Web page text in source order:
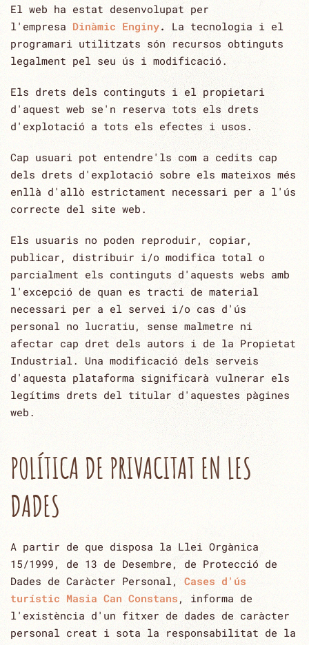
El web ha estat desenvolupat per
l'empresa Dinàmic Enginy. La tecnologia i el
programari utilitzats són recursos obtinguts
‎legalment pel seu ús i modificació.‎
Els drets dels continguts i el propietari
d'aquest web se'n reserva tots els drets
d'explotació a tots els efectes i usos.‎
Cap usuari pot entendre'ls com a cedits cap
dels drets d'explotació sobre els mateixos més
enllà d'allò ‎estrictament necessari per a l'ús
correcte del site web.‎
Els usuaris no poden reproduir, copiar,
publicar, distribuir i/o modifica total o
parcialment els continguts ‎d'aquests webs amb
l'excepció de quan es tracti de material
necessari per a el servei i/o cas d'ús
personal ‎no lucratiu, sense malmetre ni
afectar cap dret dels autors i de la Propietat
Industrial. Una modificació dels ‎serveis
d'aquesta plataforma significarà vulnerar els
legítims drets del titular d'aquestes pàgines
web.‎
POLÍTICA DE PRIVACITAT EN LES
DADES
A partir de que disposa la Llei Orgànica
15/1999, de 13 de Desembre, de Protecció de‎
Dades de Caràcter Personal, Cases d'ús
turístic Masia Can Constans , informa de
l'existència d'un fitxer de dades de caràcter
‎personal creat i sota la responsabilitat de la